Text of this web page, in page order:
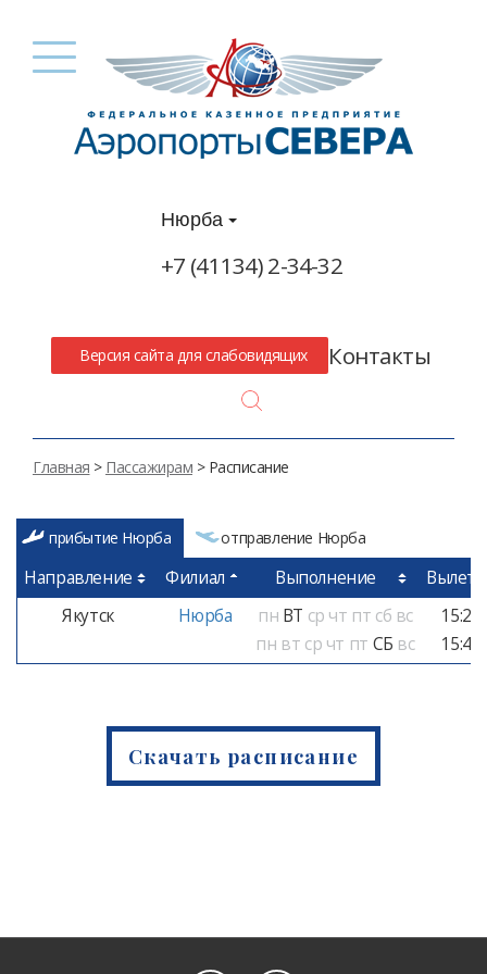
Нюрба
+7 (41134) 2-34-32
Версия сайта для слабовидящих Контакты
Главная > Пассажирам > Расписание
прибытие Нюрба отправление Нюрба
Направление Филиал Выполнение
Вылет
Якутск
Нюрба пн ВТ ср чт пт сб вс
пн вт ср чт пт СБ вс
15:20
15:40
Скачать расписание